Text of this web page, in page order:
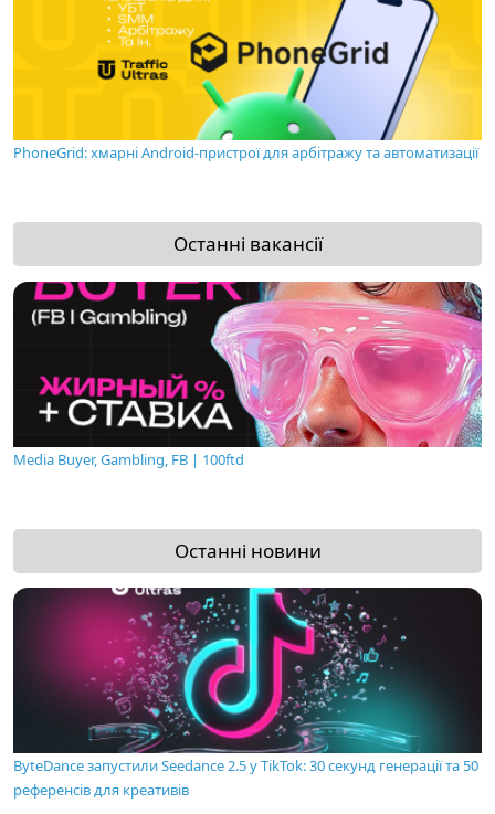
PhoneGrid: хмарні Android-пристрої для арбітражу та автоматизації
Останні вакансії
Media Buyer, Gambling, FB | 100ftd
Останні новини
ByteDance запустили Seedance 2.5 у TikTok: 30 секунд генерації та 50
референсів для креативів